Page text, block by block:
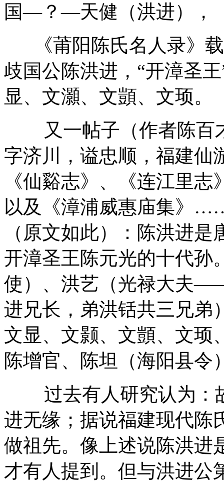
国—？—天健（洪进），
《莆阳陈氏名人录》
歧国公陈洪进，“开漳圣
显、文灝、文顗、文顼。
又一帖子（作者陈百
字济川，谥忠顺，福建仙
《仙谿志》、《连江里
以及《漳浦威惠庙集》
（原文如此）：陈洪进
开漳圣王陈元光的十代孙
使）、洪艺（光禄大夫
进兄长，弟洪铦共三兄弟
文显、文颢、文顗、文顼
陈增官、陈坦（海阳县令
过去有人研究认为：
进无缘；据说福建现代陈
做祖先。像上述说陈洪进
才有人提到。但与洪进公